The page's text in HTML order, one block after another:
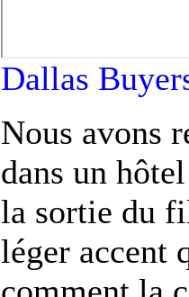
Dallas
Nous avons
dans un
la sortie du
léger accent